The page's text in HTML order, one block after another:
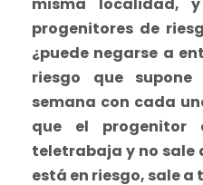
progenitores de
¿puede negarse a
riesgo que
semana con cada
que el progenitor
teletrabaja y no sale
está en riesgo, sale